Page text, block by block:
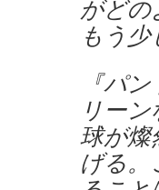
がど
もう
『パ
リー
球が燦
げる